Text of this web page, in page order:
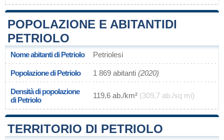
POPOLAZIONE E ABITANTIDI
PETRIOLO
Nome abitanti di Petriolo Petriolesi
Popolazione di Petriolo 1 869 abitanti (2020)
Densità di popolazione
di Petriolo
119,6 ab./km² (309,7 ab./sq mi)
TERRITORIO DI PETRIOLO